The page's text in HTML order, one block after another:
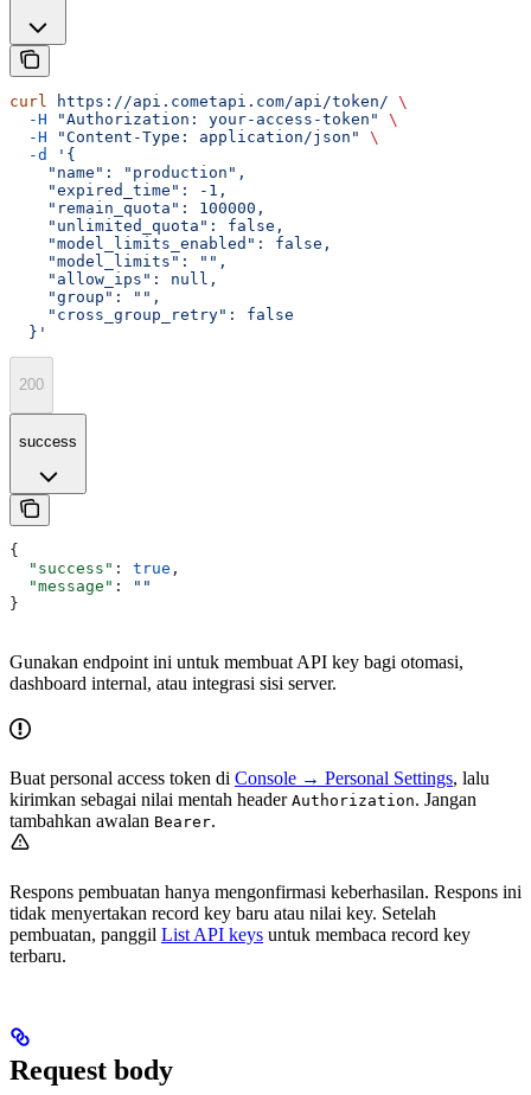
curl https://api.cometapi.com/api/token/ \
  -H
"Authorization: your-access-token"
\
  -H
"Content-Type: application/json"
\
  -d
'{
    "name": "production",
    "expired_time": -1,
    "remain_quota": 100000,
    "unlimited_quota": false,
    "model_limits_enabled": false,
    "model_limits": "",
    "allow_ips": null,
    "group": "",
    "cross_group_retry": false
  }'
200
success
{
  "success"
: true ,
  "message"
:
""
}
Gunakan endpoint ini untuk membuat API key bagi otomasi,
dashboard internal, atau integrasi sisi server.
Buat personal access token di Console → Personal Settings, lalu
kirimkan sebagai nilai mentah header Authorization. Jangan
tambahkan awalan Bearer.
Respons pembuatan hanya mengonfirmasi keberhasilan. Respons ini
tidak menyertakan record key baru atau nilai key. Setelah
pembuatan, panggil List API keys untuk membaca record key
terbaru.
Request body